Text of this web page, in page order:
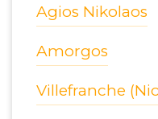
Agios Nikolaos
Amorgos
Villefranche